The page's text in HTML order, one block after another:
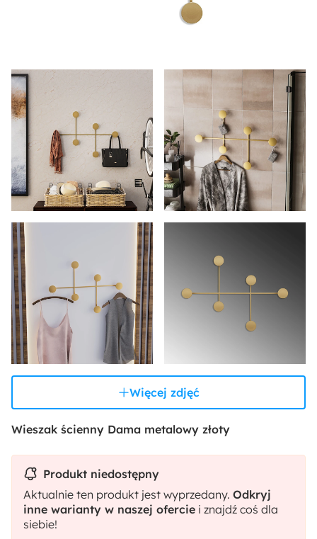
Więcej zdjęć
Wieszak ścienny Dama metalowy złoty
Produkt niedostępny
Aktualnie ten produkt jest wyprzedany. Odkryj
inne warianty w naszej ofercie i znajdź coś dla
siebie!